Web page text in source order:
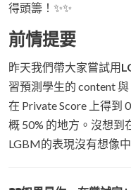
得頭籌！✨✨
前情提要
昨天我們帶大家嘗試用
習預測學生的 content
在 Private Score 上得到
概 50% 的地方。沒想到
LGBM的表現沒有想像